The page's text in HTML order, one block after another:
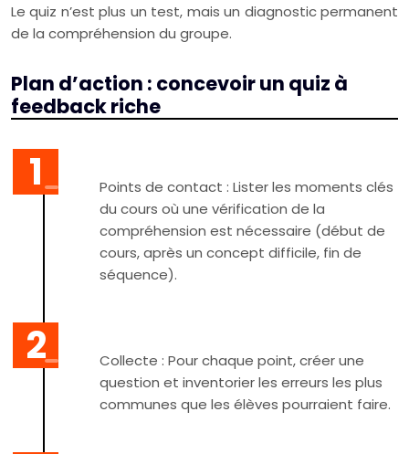
Le quiz n’est plus un test, mais un diagnostic permanent
de la compréhension du groupe.
Plan d’action : concevoir un quiz à
feedback riche
Points de contact : Lister les moments clés
du cours où une vérification de la
compréhension est nécessaire (début de
cours, après un concept difficile, fin de
séquence).
Collecte : Pour chaque point, créer une
question et inventorier les erreurs les plus
communes que les élèves pourraient faire.